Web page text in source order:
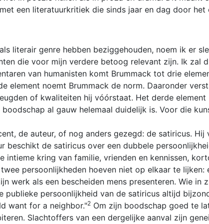
een literatuurkritiek die sinds jaar en dag door
literair genre hebben beziggehouden, noem ik er
die voor mijn verdere betoog relevant zijn. Ik zal
van humanisten komt Brummack tot drie
element noemt Brummack de norm. Daaronder
of kwaliteiten hij vóórstaat. Het derde
al gauw helemaal duidelijk is. Voor die
de auteur, of nog anders gezegd: de satiricus.
beschikt de satiricus over een dubbele
kring van familie, vrienden en kennissen,
persoonlijkheden hoeven niet op elkaar te
werk als een bescheiden mens presenteren. Wie
publieke persoonlijkheid van de satiricus altijd
want for a neighbor."2 Om zijn boodschap goed te
Slachtoffers van een dergelijke aanval zijn